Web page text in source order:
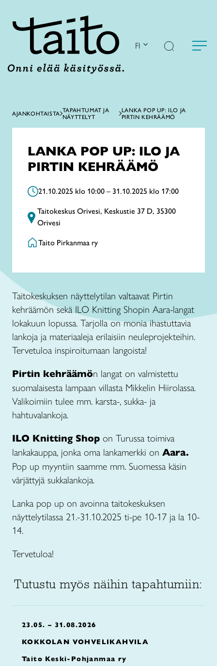
FI
AJANKOHTAISTA TAPAHTUMAT JA
NÄYTTELYT
LANKA POP UP: ILO JA
PIRTIN KEHRÄÄMÖ
LANKA POP UP: ILO JA
PIRTIN KEHRÄÄMÖ
21.10.2025 klo 10:00 – 31.10.2025 klo 17:00
Taitokeskus Orivesi, Keskustie 37 D, 35300
Orivesi
Taito Pirkanmaa ry
Taitokeskuksen näyttelytilan valtaavat Pirtin
kehräämön sekä ILO Knitting Shopin Aara-langat
lokakuun lopussa. Tarjolla on monia ihastuttavia
lankoja ja materiaaleja erilaisiin neuleprojekteihin.
Tervetuloa inspiroitumaan langoista!
Pirtin kehräämön langat on valmistettu
suomalaisesta lampaan villasta Mikkelin Hiirolassa.
Valikoimiin tulee mm. karsta-, sukka- ja
hahtuvalankoja.
ILO Knitting Shop on Turussa toimiva
lankakauppa, jonka oma lankamerkki on Aara.
Pop up myyntiin saamme mm. Suomessa käsin
värjättyjä sukkalankoja.
Lanka pop up on avoinna taitokeskuksen
näyttelytilassa 21.-31.10.2025 ti-pe 10-17 ja la 10-
14.
Tervetuloa!
Tutustu myös näihin tapahtumiin:
23.05. – 31.08.2026
KOKKOLAN VOHVELIKAHVILA
Taito Keski-Pohjanmaa ry